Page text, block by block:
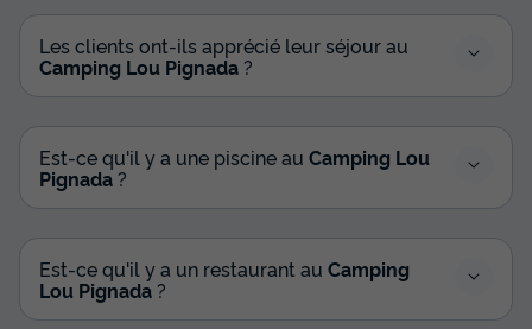
Annulation gratuite
24m² 4 2 1
Animaux autorisés * Cafetière
Réfrigérateur
Salon de jardin
Micro-ondes
MOBILHOME 4 personnes - Mobil-home | Comfort | 2 Ch. |
4 Pers. | Terrasse surélévée non couverte | Clim.
Les clients ont-ils apprécié leur séjour au
Camping Lou Pignada ?
Est-ce qu'il y a une piscine au Camping Lou
Pignada ?
Est-ce qu'il y a un restaurant au Camping
Lou Pignada ?